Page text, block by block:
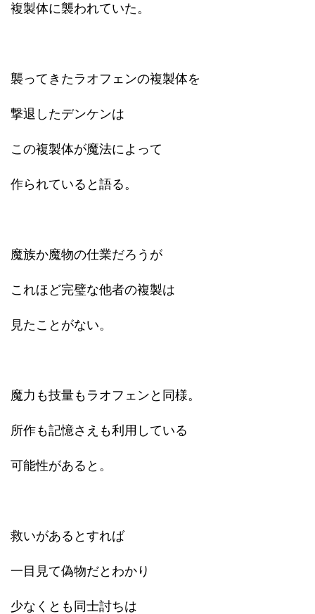
複製体に襲われていた。
襲ってきたラオフェンの複製体を
撃退したデンケンは
この複製体が魔法によって
作られていると語る。
魔族か魔物の仕業だろうが
これほど完璧な他者の複製は
見たことがない。
魔力も技量もラオフェンと同様。
所作も記憶さえも利用している
可能性があると。
救いがあるとすれば
一目見て偽物だとわかり
少なくとも同士討ちは